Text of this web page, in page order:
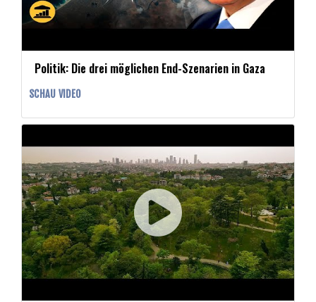
Politik: Die drei möglichen End-Szenarien in Gaza
SCHAU VIDEO